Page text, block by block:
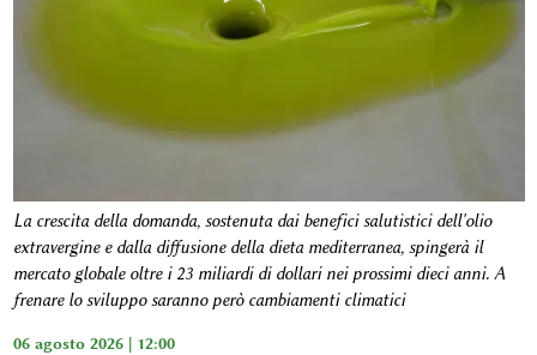
La crescita della domanda, sostenuta dai benefici salutistici dell'olio
extravergine e dalla diffusione della dieta mediterranea, spingerà il
mercato globale oltre i 23 miliardi di dollari nei prossimi dieci anni. A
frenare lo sviluppo saranno però cambiamenti climatici
06 agosto 2026 | 12:00